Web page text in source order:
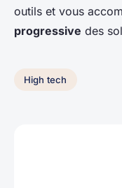
outils et vous
progressive des
High tech